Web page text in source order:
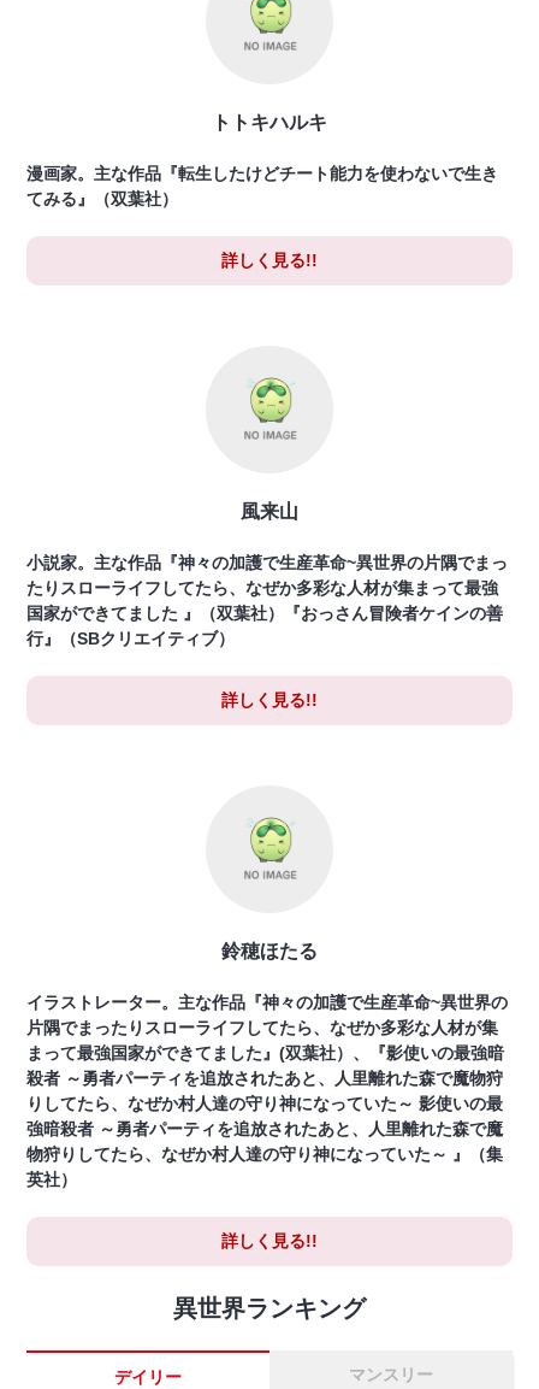
トトキハルキ
漫画家。主な作品『転生したけどチート能力を使わないで生き
てみる』（双葉社）
詳しく見る!!
風来山
小説家。主な作品『神々の加護で生産革命~異世界の片隅でまっ
たりスローライフしてたら、なぜか多彩な人材が集まって最強
国家ができてました 』（双葉社）『おっさん冒険者ケインの善
行』（SBクリエイティブ）
詳しく見る!!
鈴穂ほたる
イラストレーター。主な作品『神々の加護で生産革命~異世界の
片隅でまったりスローライフしてたら、なぜか多彩な人材が集
まって最強国家ができてました』(双葉社）、『影使いの最強暗
殺者 ～勇者パーティを追放されたあと、人里離れた森で魔物狩
りしてたら、なぜか村人達の守り神になっていた～ 影使いの最
強暗殺者 ～勇者パーティを追放されたあと、人里離れた森で魔
物狩りしてたら、なぜか村人達の守り神になっていた～ 』（集
英社）
詳しく見る!!
異世界ランキング
デイリー マンスリー